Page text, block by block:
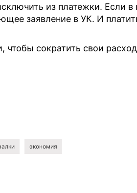
из платежки. Если в
заявление в УК. И
чтобы сократить свои
экономия